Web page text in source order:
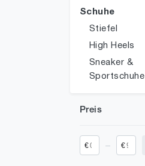
Schuhe
Stiefel
High Heels
Sneaker &
Sportschuhe
Preis
€ €